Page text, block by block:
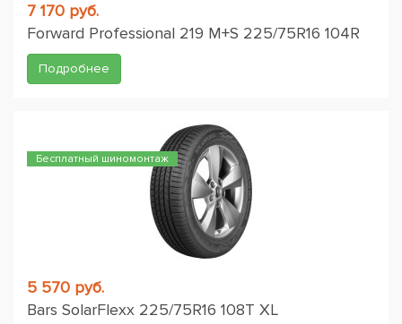
7 170 руб.
Forward Professional 219 M+S 225/75R16 104R
Подробнее
Бесплатный шиномонтаж
5 570 руб.
Bars SolarFlexx 225/75R16 108T XL